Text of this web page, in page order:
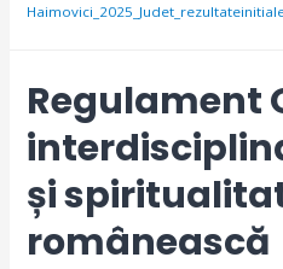
Regulament
și
românească